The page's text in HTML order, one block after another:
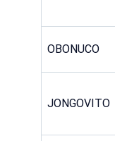
OBONUCO
JONGOVITO